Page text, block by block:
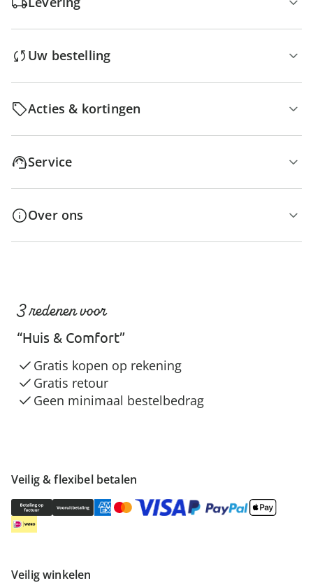
Uw bestelling
Acties & kortingen
Service
Over ons
Veilig & flexibel betalen
Veilig winkelen
3 redenen voor
“Huis & Comfort”
Gratis kopen op rekening
Gratis retour
Geen minimaal bestelbedrag